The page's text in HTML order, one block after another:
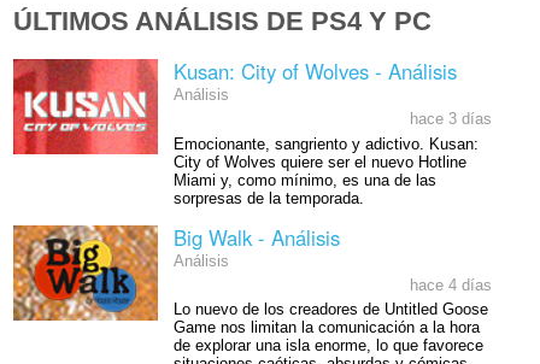
ÚLTIMOS ANÁLISIS DE PS4 Y PC
Kusan: City of Wolves - Análisis
Análisis
hace 3 días
Emocionante, sangriento y adictivo. Kusan:
City of Wolves quiere ser el nuevo Hotline
Miami y, como mínimo, es una de las
sorpresas de la temporada.
Big Walk - Análisis
Análisis
hace 4 días
Lo nuevo de los creadores de Untitled Goose
Game nos limitan la comunicación a la hora
de explorar una isla enorme, lo que favorece